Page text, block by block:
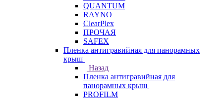
QUANTUM
RAYNO
ClearPlex
ПРОЧАЯ
SAFEX
Пленка антигравийная для панорамных
крыш
Назад
Пленка антигравийная для
панорамных крыш
PROFILM